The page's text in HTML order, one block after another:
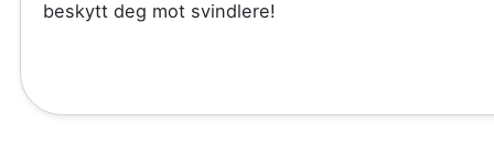
beskytt deg mot svindlere!